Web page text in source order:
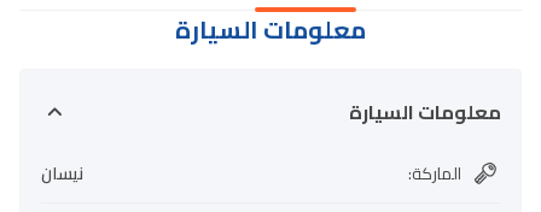
معلومات السيارة
معلومات السيارة
الماركة:
نيسان